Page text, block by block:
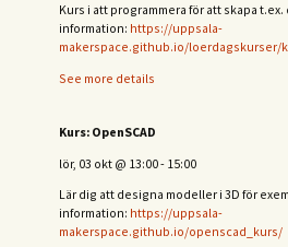
Kurs i att programmera för att skapa
information: https://uppsala-
makerspace.github.io/loerdagskurser/
See more details
Kurs: OpenSCAD
lör, 03 okt @ 13:00- 15:00
Lär dig att designa modeller i 3D för
information: https://uppsala-
makerspace.github.io/openscad_kurs/